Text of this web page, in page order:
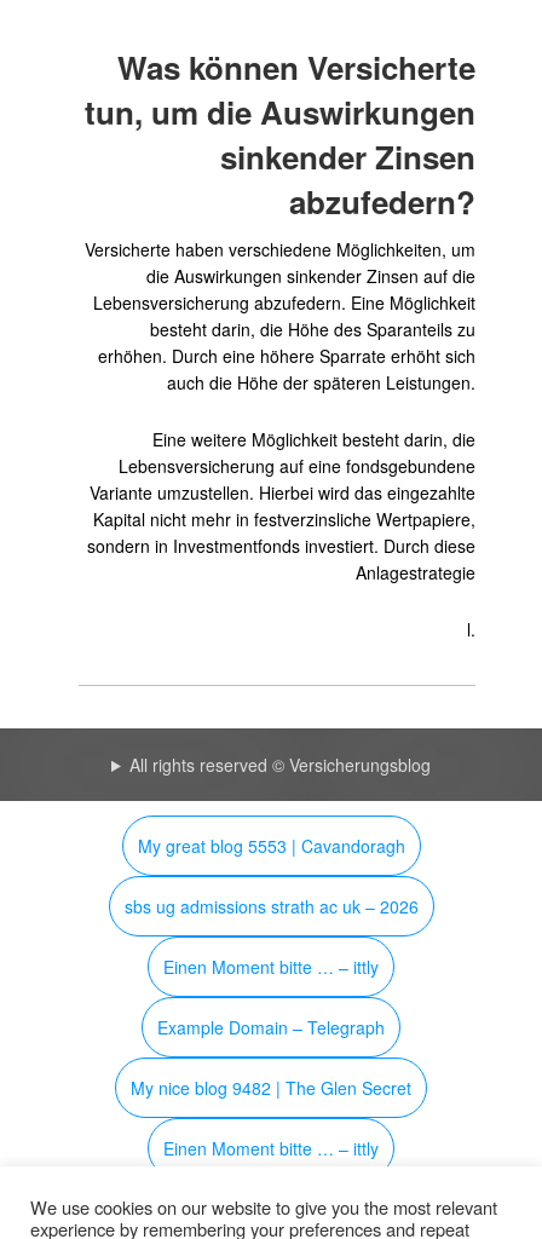
Was können Versicherte
tun, um die Auswirkungen
sinkender Zinsen
abzufedern?
Versicherte haben verschiedene Möglichkeiten, um
die Auswirkungen sinkender Zinsen auf die
Lebensversicherung abzufedern. Eine Möglichkeit
besteht darin, die Höhe des Sparanteils zu
erhöhen. Durch eine höhere Sparrate erhöht sich
auch die Höhe der späteren Leistungen.
Eine weitere Möglichkeit besteht darin, die
Lebensversicherung auf eine fondsgebundene
Variante umzustellen. Hierbei wird das eingezahlte
Kapital nicht mehr in festverzinsliche Wertpapiere,
sondern in Investmentfonds investiert. Durch diese
Anlagestrategie
l.
All rights reserved © Versicherungsblog
We use cookies on our website to give you the most relevant
experience by remembering your preferences and repeat
My great blog 5553 | Cavandoragh
sbs ug admissions strath ac uk – 2026
Einen Moment bitte … – ittly
Example Domain – Telegraph
My nice blog 9482 | The Glen Secret
Einen Moment bitte … – ittly
The smart blog 2618 | Iamarrows